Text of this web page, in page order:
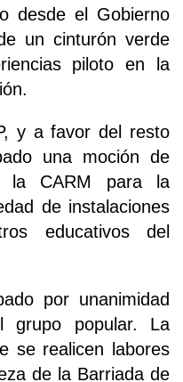
desde el Gobierno
un cinturón verde
piloto en la
y a favor del resto
una moción de
la CARM para la
de instalaciones
educativos del
por unanimidad
grupo popular. La
se realicen labores
de la Barriada de